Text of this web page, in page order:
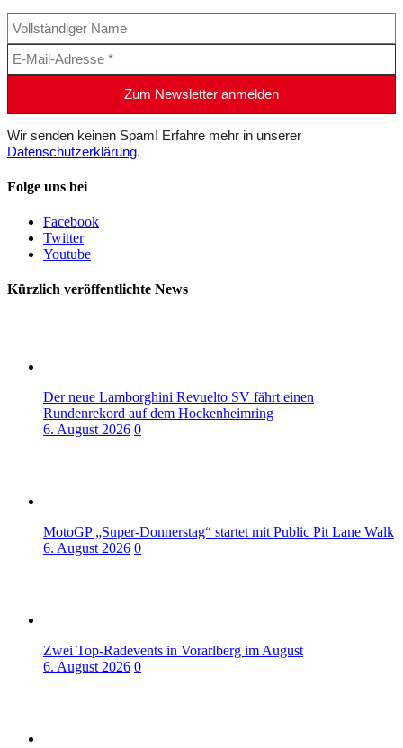
Wir senden keinen Spam! Erfahre mehr in unserer
Datenschutzerklärung.
Folge uns bei
Facebook
Twitter
Youtube
Kürzlich veröffentlichte News
Der neue Lamborghini Revuelto SV fährt einen
Rundenrekord auf dem Hockenheimring
6. August 2026 0
MotoGP „Super-Donnerstag“ startet mit Public Pit Lane Walk
6. August 2026 0
Zwei Top-Radevents in Vorarlberg im August
6. August 2026 0